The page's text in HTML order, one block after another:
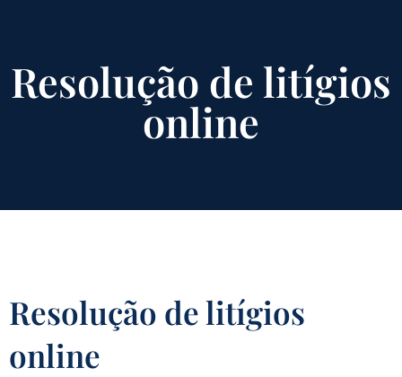
Resolução de litígios
online
Resolução de litígios
online